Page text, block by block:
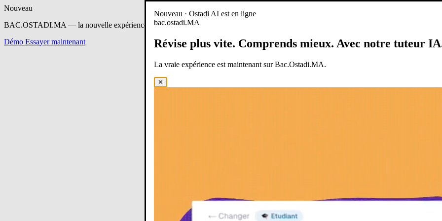
Nouveau
BAC.OSTADI.MA — la nouvelle expérience d’apprentissage est en ligne
Démo Essayer maintenant
Nouveau · Ostadi AI est en ligne
bac.ostadi.MA
Révise plus vite. Comprends mieux. Avec notre tuteur
La vraie expérience est maintenant sur Bac.Ostadi.MA.
✕